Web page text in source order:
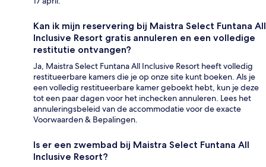
Kan ik mijn reservering bij Maistra Select Funtana All
Inclusive Resort gratis annuleren en een volledige
restitutie ontvangen?
Ja, Maistra Select Funtana All Inclusive Resort heeft volledig
restitueerbare kamers die je op onze site kunt boeken. Als je
een volledig restitueerbare kamer geboekt hebt, kun je deze
tot een paar dagen voor het inchecken annuleren. Lees het
annuleringsbeleid van de accommodatie voor de exacte
Voorwaarden & Bepalingen.
Is er een zwembad bij Maistra Select Funtana All
Inclusive Resort?